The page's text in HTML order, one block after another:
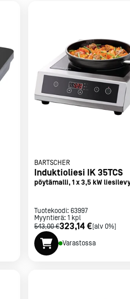
Tilaa uutiskirjeLiity Vip-
BARTSCHER
Induktioliesi IK 35TCS
pöytämalli, 1 x 3,5 kW
Tuotekoodi: 63997
Myyntierä: 1 kpl
543,00 €323,14 €[alv 0%]
Varastossa